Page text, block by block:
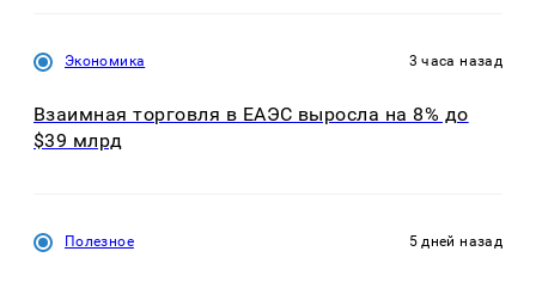
Экономика 3 часа назад
Взаимная торговля в ЕАЭС выросла на 8% до
$39 млрд
Полезное 5 дней назад